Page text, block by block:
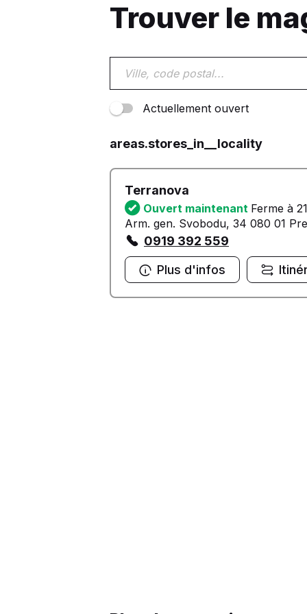
Trouver le
Actuellement ouvert
areas.stores_in__locality
Terranova
Ouvert maintenant Ferme à
Arm. gen. Svobodu, 34 080 01
0919 392 559
Plus d'infos